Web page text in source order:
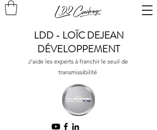
LDD - LOÏC DEJEAN
DÉVELOPPEMENT
J’aide les experts à franchir le seuil de
transmissibilité